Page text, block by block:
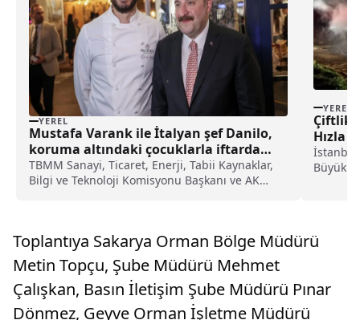
YEREL
Mustafa Varank ile İtalyan şef Danilo,
koruma altındaki çocuklarla iftarda
buluştu haberi
TBMM Sanayi, Ticaret, Enerji, Tabii Kaynaklar,
Bilgi ve Teknoloji Komisyonu Başkanı ve AK
Bursa'd...
YEREL
Hızla
Toplantıya Sakarya Orman Bölge Müdürü
Metin Topçu, Şube Müdürü Mehmet
Çalışkan, Basın İletişim Şube Müdürü Pınar
Dönmez, Geyve Orman İşletme Müdürü